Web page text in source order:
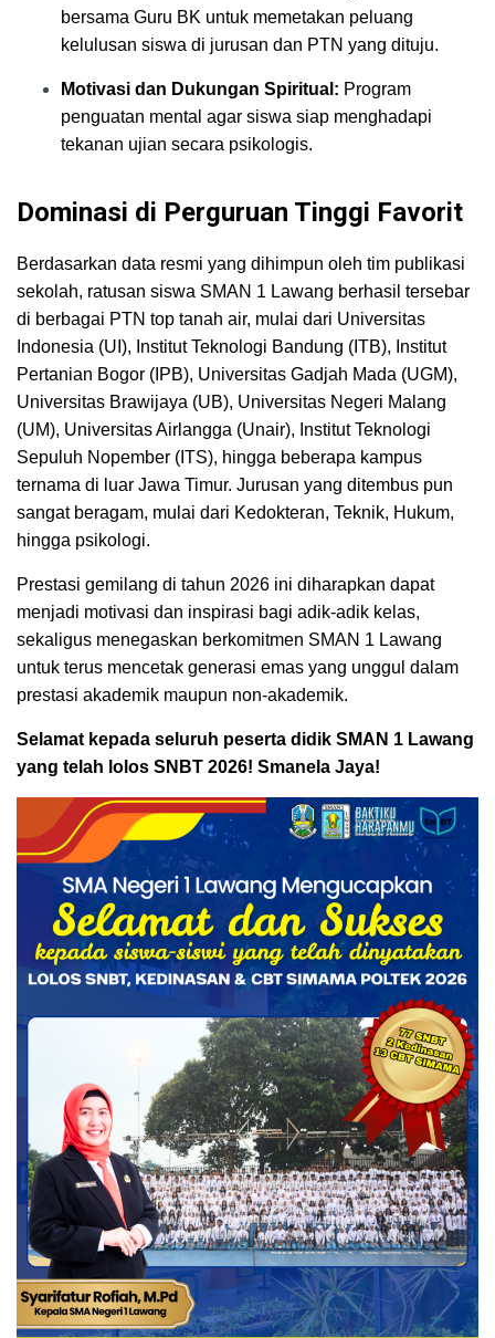
bersama Guru BK untuk memetakan peluang
kelulusan siswa di jurusan dan PTN yang dituju.
Motivasi dan Dukungan Spiritual: Program
penguatan mental agar siswa siap menghadapi
tekanan ujian secara psikologis.
Dominasi di Perguruan Tinggi Favorit
Berdasarkan data resmi yang dihimpun oleh tim publikasi
sekolah, ratusan siswa SMAN 1 Lawang berhasil tersebar
di berbagai PTN top tanah air, mulai dari Universitas
Indonesia (UI), Institut Teknologi Bandung (ITB), Institut
Pertanian Bogor (IPB), Universitas Gadjah Mada (UGM),
Universitas Brawijaya (UB), Universitas Negeri Malang
(UM), Universitas Airlangga (Unair), Institut Teknologi
Sepuluh Nopember (ITS), hingga beberapa kampus
ternama di luar Jawa Timur. Jurusan yang ditembus pun
sangat beragam, mulai dari Kedokteran, Teknik, Hukum,
hingga psikologi.
Prestasi gemilang di tahun 2026 ini diharapkan dapat
menjadi motivasi dan inspirasi bagi adik-adik kelas,
sekaligus menegaskan berkomitmen SMAN 1 Lawang
untuk terus mencetak generasi emas yang unggul dalam
prestasi akademik maupun non-akademik.
Selamat kepada seluruh peserta didik SMAN 1 Lawang
yang telah lolos SNBT 2026! Smanela Jaya!